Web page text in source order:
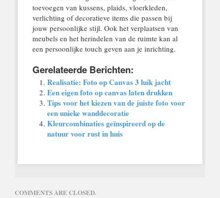
toevoegen van kussens, plaids, vloerkleden,
verlichting of decoratieve items die passen bij
jouw persoonlijke stijl. Ook het verplaatsen van
meubels en het herindelen van de ruimte kan al
een persoonlijke touch geven aan je inrichting.
Gerelateerde Berichten:
Realisatie: Foto op Canvas 3 luik jacht
Een eigen foto op canvas laten drukken
Tips voor het kiezen van de juiste foto voor
een unieke wanddecoratie
Kleurcombinaties geïnspireerd op de
natuur voor rust in huis
COMMENTS ARE CLOSED.